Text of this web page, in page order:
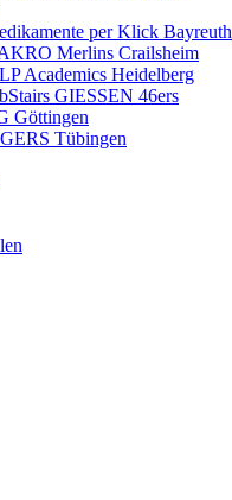
per Klick Bayreuth
Merlins Crailsheim
Academics Heidelberg
GIESSEN 46ers
Göttingen
Tübingen